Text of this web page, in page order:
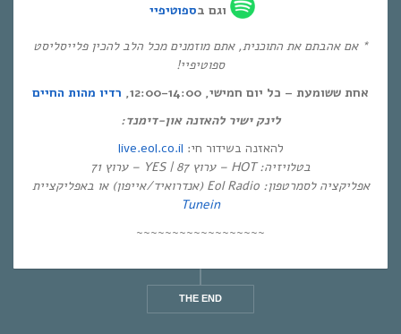
וגם בספוטיפיי
* אם אהבתם את התוכנית, אתם מוזמנים מכל הלב להכין פלייסליסט
ספוטיפיי!
אחת ששומעת – כל יום חמישי, 12:00-14:00,
רדיו מהות החיים
לינק ישיר להאזנה און-דימנד:
להאזנה בשידור חי: live.eol.co.il
בטלויזיה: HOT – ערוץ 87 | YES – ערוץ 71
אפליקציה לסמרטפון: Eol Radio (אנדרואיד/אייפון) או באפליקציית
Tunein
~~~~~~~~~~~~~~~~~~
THE END